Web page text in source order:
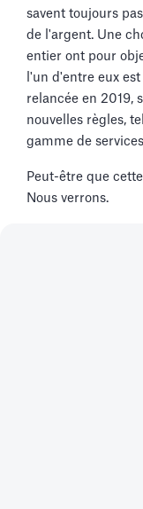
savent toujours
de l'argent. Une
entier ont pour
l'un d'entre eux
relancée en 2019,
nouvelles règles,
gamme de
Peut-être que
Nous verrons.